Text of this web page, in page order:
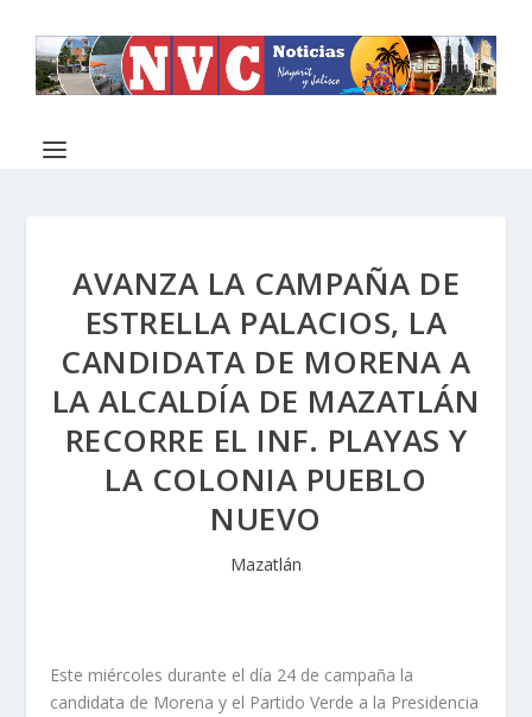
AVANZA LA CAMPAÑA DE
ESTRELLA PALACIOS, LA
CANDIDATA DE MORENA A
LA ALCALDÍA DE MAZATLÁN
RECORRE EL INF. PLAYAS Y
LA COLONIA PUEBLO
NUEVO
Mazatlán
Este miércoles durante el día 24 de campaña la
candidata de Morena y el Partido Verde a la Presidencia